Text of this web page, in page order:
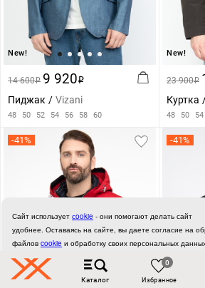
New!
14 600i 9 920i
Пиджак Vizani
48 50 52 54 56 58 60
New!
23 900i
Куртка
48 50 54
-41% -41%
Каталог
0
Избранное
Сайт использует сookie - они помогают делать сайт
удобнее. Оставаясь на сайте, вы даете согласие на
файлов cookie и обработку своих персональных
соответствии с
Соглашением об обработке